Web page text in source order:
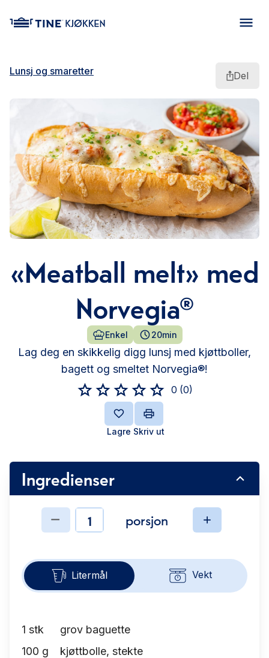
Lunsj og smaretter Del
«Meatball melt» med
Norvegia®
Enkel 20min
Lag deg en skikkelig digg lunsj med kjøttboller,
bagett og smeltet Norvegia®!
0 (0)
Lagre Skriv ut
Ingredienser
Ingredienserporsjon
Litermål Vekt
1 stk
grov baguette
100 g
kjøttbolle, stekte